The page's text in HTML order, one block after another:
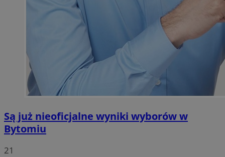
Są już nieoficjalne wyniki wyborów w
Bytomiu
21